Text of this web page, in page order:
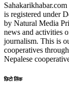
is registered under
by Natural Media
news and activities
journalism. This is
cooperatives
Nepalese
छिटो लिंक